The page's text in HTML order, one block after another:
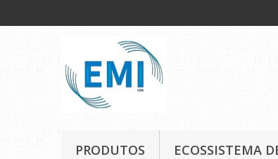
PRODUTOS ECOSSISTEMA